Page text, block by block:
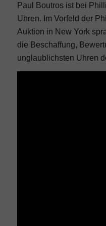
Paul Boutros ist bei
Uhren. Im Vorfeld der
Auktion in New York
die Beschaffung,
unglaublichsten Uhren